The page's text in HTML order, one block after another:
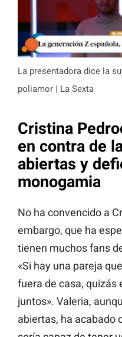
La presentadora dice la
poliamor | La Sexta
Cristina
en contra de
abiertas y
monogamia
No ha convencido a
embargo, que ha
tienen muchos fans
«Si hay una pareja
fuera de casa, quizás
juntos». Valeria,
abiertas, ha acabado